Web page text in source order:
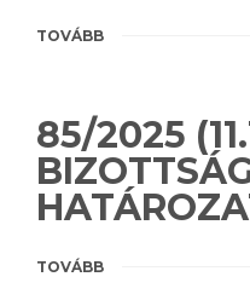
TOVÁBB
85/2025
TOVÁBB